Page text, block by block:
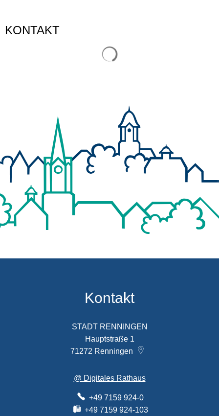
KONTAKT
Kontakt
STADT RENNINGEN
Hauptstraße 1
71272 Renningen
@ Digitales Rathaus
+49 7159 924-0
+49 7159 924-103